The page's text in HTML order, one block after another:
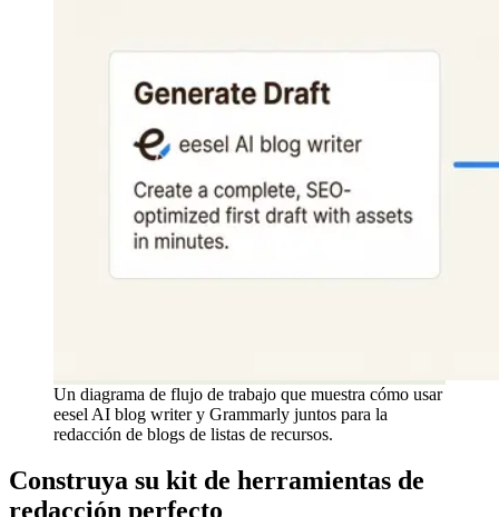
Un diagrama de flujo de trabajo que muestra cómo usar
eesel AI blog writer y Grammarly juntos para la
redacción de blogs de listas de recursos.
Construya su kit de herramientas de
redacción perfecto